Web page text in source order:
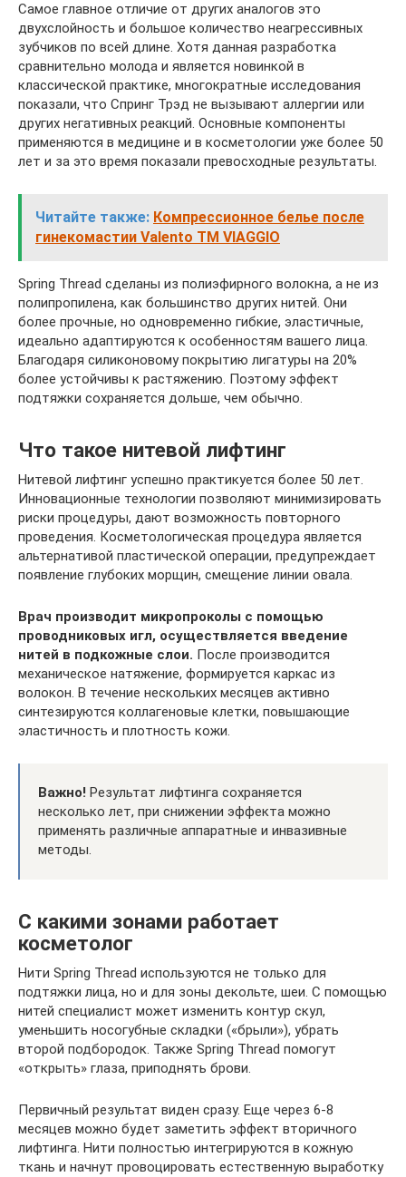
Самое главное отличие от других аналогов это
двухслойность и большое количество неагрессивных
зубчиков по всей длине. Хотя данная разработка
сравнительно молода и является новинкой в
классической практике, многократные исследования
показали, что Спринг Трэд не вызывают аллергии или
других негативных реакций. Основные компоненты
применяются в медицине и в косметологии уже более 50
лет и за это время показали превосходные результаты.
Читайте также: Компрессионное белье после
гинекомастии Valento TM VIAGGIO
Spring Thread сделаны из полиэфирного волокна, а не из
полипропилена, как большинство других нитей. Они
более прочные, но одновременно гибкие, эластичные,
идеально адаптируются к особенностям вашего лица.
Благодаря силиконовому покрытию лигатуры на 20%
более устойчивы к растяжению. Поэтому эффект
подтяжки сохраняется дольше, чем обычно.
Что такое нитевой лифтинг
Нитевой лифтинг успешно практикуется более 50 лет.
Инновационные технологии позволяют минимизировать
риски процедуры, дают возможность повторного
проведения. Косметологическая процедура является
альтернативой пластической операции, предупреждает
появление глубоких морщин, смещение линии овала.
Врач производит микропроколы с помощью
проводниковых игл, осуществляется введение
нитей в подкожные слои. После производится
механическое натяжение, формируется каркас из
волокон. В течение нескольких месяцев активно
синтезируются коллагеновые клетки, повышающие
эластичность и плотность кожи.
Важно! Результат лифтинга сохраняется
несколько лет, при снижении эффекта можно
применять различные аппаратные и инвазивные
методы.
С какими зонами работает
косметолог
Нити Spring Thread используются не только для
подтяжки лица, но и для зоны декольте, шеи. С помощью
нитей специалист может изменить контур скул,
уменьшить носогубные складки («брыли»), убрать
второй подбородок. Также Spring Thread помогут
«открыть» глаза, приподнять брови.
Первичный результат виден сразу. Еще через 6-8
месяцев можно будет заметить эффект вторичного
лифтинга. Нити полностью интегрируются в кожную
ткань и начнут провоцировать естественную выработку